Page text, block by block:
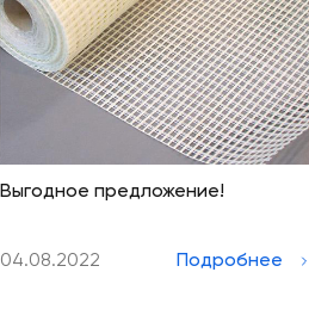
Выгодное предложение!
04.08.2022 Подробнее